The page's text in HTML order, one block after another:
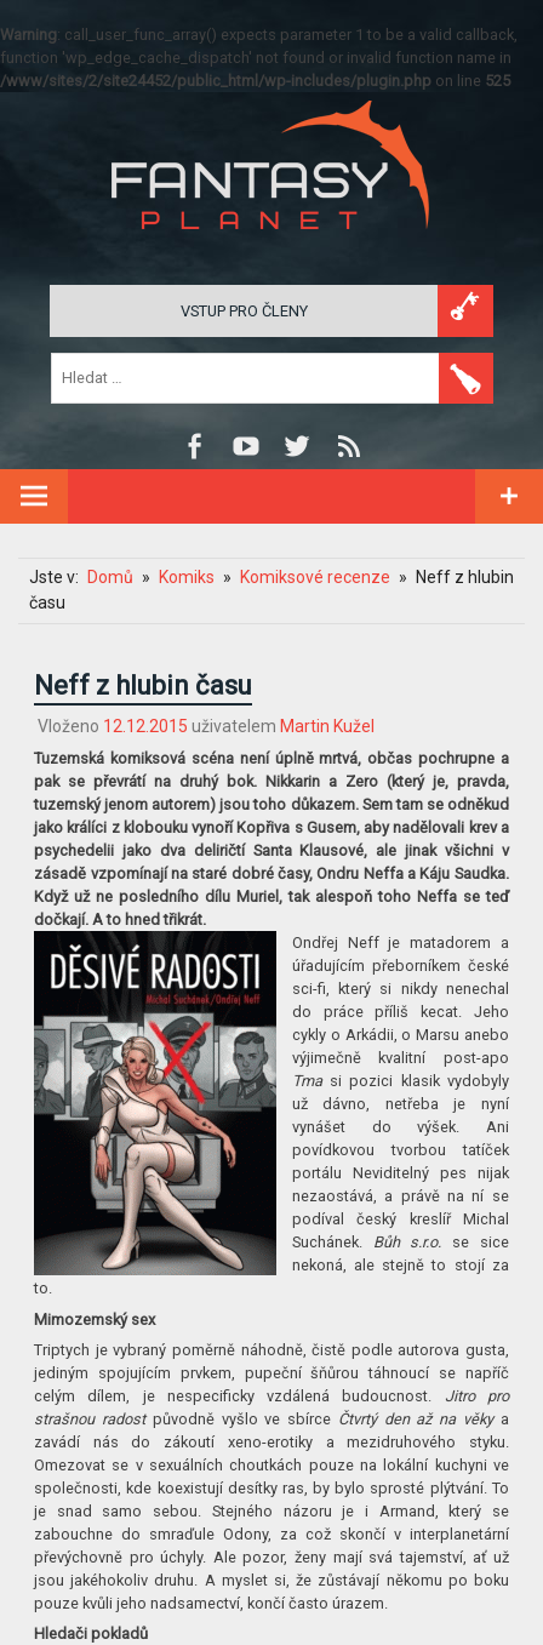
Warning: call_user_func_array() expects parameter 1 to be a valid callback,
function 'wp_edge_cache_dispatch' not found or invalid function name in
/www/sites/2/site24452/public_html/wp-includes/plugin.php on line 525
VSTUP PRO ČLENY
Jste v: Domů Komiks Komiksové recenze
Neff z hlubin
času
Neff z hlubin času
Vloženo 12.12.2015 uživatelem Martin Kužel
Tuzemská komiksová scéna není úplně mrtvá, občas pochrupne a
pak se převrátí na druhý bok. Nikkarin a Zero (který je, pravda,
tuzemský jenom autorem) jsou toho důkazem. Sem tam se odněkud
jako králíci z klobouku vynoří Kopřiva s Gusem, aby nadělovali krev a
psychedelii jako dva deliričtí Santa Klausové, ale jinak všichni v
zásadě vzpomínají na staré dobré časy, Ondru Neffa a Káju Saudka.
Když už ne posledního dílu Muriel, tak alespoň toho Neffa se teď
dočkají. A to hned třikrát.
Ondřej Neff je matadorem a
úřadujícím přeborníkem české
sci-fi, který si nikdy nenechal
do práce příliš kecat. Jeho
cykly o Arkádii, o Marsu anebo
výjimečně kvalitní post-apo
Tmasi pozici klasik vydobyly
už dávno, netřeba je nyní
vynášet do výšek. Ani
povídkovou tvorbou tatíček
portálu Neviditelný pes nijak
nezaostává, a právě na ní se
podíval český kreslíř Michal
Suchánek. Bůh s.r.o. se sice
nekoná, ale stejně to stojí za
to.
Mimozemský sex
Triptych je vybraný poměrně náhodně, čistě podle autorova gusta,
jediným spojujícím prvkem, pupeční šňůrou táhnoucí se napříč
celým dílem, je nespecificky vzdálená budoucnost. Jitro pro
strašnou radostpůvodně vyšlo ve sbírce Čtvrtý den až na věkya
zavádí nás do zákoutí xeno-erotiky a mezidruhového styku.
Omezovat se v sexuálních choutkách pouze na lokální kuchyni ve
společnosti, kde koexistují desítky ras, by bylo sprosté plýtvání. To
je snad samo sebou. Stejného názoru je i Armand, který se
zabouchne do smraďule Odony, za což skončí v interplanetární
převýchovně pro úchyly. Ale pozor, ženy mají svá tajemství, ať už
jsou jakéhokoliv druhu. A myslet si, že zůstávají někomu po boku
pouze kvůli jeho nadsamectví, končí často úrazem.
Hledači pokladů